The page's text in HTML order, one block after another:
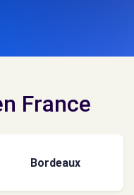
France
Bordeaux